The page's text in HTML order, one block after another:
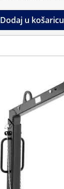
Dodaj u košaricu